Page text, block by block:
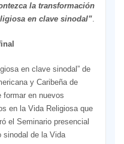
la transformación
en clave sinodal”
en clave sinodal” de
y Caribeña de
formar en nuevos
en la Vida Religiosa que
el Seminario presencial
sinodal de la Vida